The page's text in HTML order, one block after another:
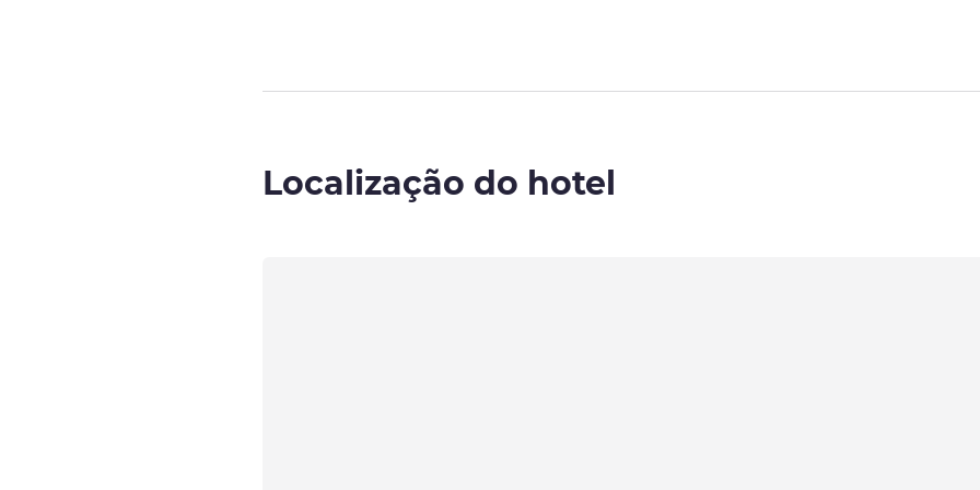
Localização do hotel